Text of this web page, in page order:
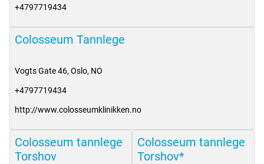
+4797719434
Colosseum Tannlege
Vogts Gate 46, Oslo, NO
+4797719434
http://www.colosseumklinikken.no
Colosseum tannlege
Torshov
Colosseum tannlege
Torshov*